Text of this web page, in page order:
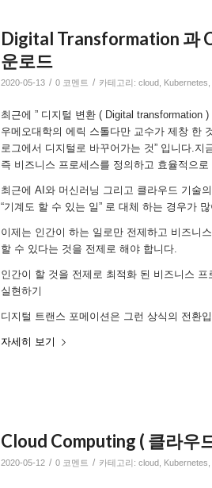
Digital Transformation 과
운로드
2020-05-13 / 0 코멘트 / 카테고리: cloud Kubernetes
최근에 ” 디지털 변환 ( Digital transformation
우메오대학의 에릭 스톨다만 교수가 제창 한
로그에서 디지털로 바꾸어가는 것” 입니다.
즉 비즈니스 프로세스를 정의하고 효율적으
최근에 AI와 머신러닝 그리고 클라우드 기술
“기계도 할 수 있는 일” 로 대체 하는 경우가
이제는 인간이 하는 일로만 전제하고 비즈니
할 수 있다는 것을 전제로 해야 합니다.
인간이 할 것을 전제로 최적화 된 비즈니스
실현하기
디지털 트랜스 포메이션은 그런 상식의 전환
자세히 보기
Cloud Computing ( 클라우
2020-05-12 / 0 코멘트 / 카테고리: cloud Kubernetes